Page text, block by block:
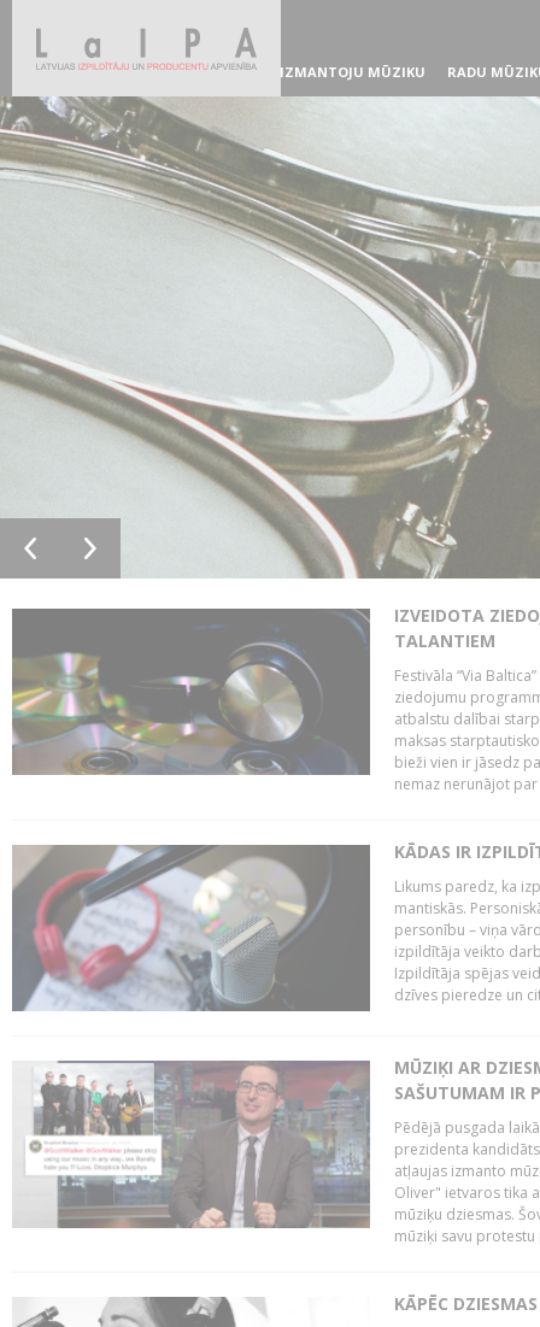
IZMANTOJU MŪZIKU RADU
IZVEIDOTA
TALANTIEM
Festivāla “Via
ziedojumu
atbalstu dalībai
maksas
bieži vien ir jāsedz
nemaz nerunājot
KĀDAS IR
Likums paredz, ka
mantiskās.
personību – viņa
izpildītāja veikto
Izpildītāja spējas
dzīves pieredze un
MŪZIĶI AR
SAŠUTUMAM IR
Pēdējā pusgada
prezidenta
atļaujas izmanto
Oliver" ietvaros tika
mūziķu dziesmas.
mūziķi savu
KĀPĒC